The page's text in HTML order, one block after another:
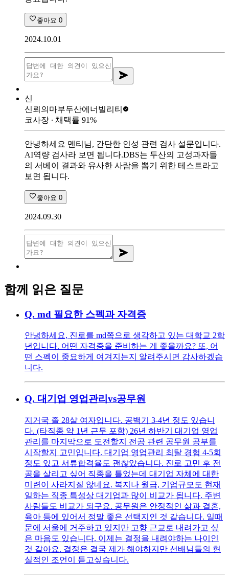
좋아요 0
2024.10.01
신
신뢰의마부두산에너빌리티
코사장 ∙ 채택률 91%
안녕하세요 멘티님, 간단한 인성 관련 검사 설문입니다.
AI역량 검사라 보면 됩니다.DBS는 두산의 고성과자들
의 서베이 결과와 유사한 사람을 뽑기 위한 테스트라고
보면 됩니다.
좋아요 0
2024.09.30
함께 읽은 질문
Q. md 필요한 스펙과 자격증
안녕하세요, 진로를 md쪽으로 생각하고 있는 대학교 2학
년입니다. 어떤 자격증을 준비하는 게 좋을까요? 또, 어
떤 스펙이 중요하게 여겨지는지 알려주시면 감사하겠습
니다.
Q. 대기업 영업관리vs공무원
지거국 졸 28살 여자입니다. 공백기 3-4년 정도 있습니
다. (타직종 약 1년 근무 포함) 26년 하반기 대기업 영업
관리를 마지막으로 도전할지 전공 관련 공무원 공부를
시작할지 고민입니다. 대기업 영업관리 최탈 경험 4-5회
정도 있고 서류합격율도 괜찮았습니다. 진로 고민 후 전
공을 살리고 싶어 직종을 틀었는데 대기업 자체에 대한
미련이 사라지질 않네요. 복지나 월급, 기업규모도 현재
일하는 직종 특성상 대기업과 많이 비교가 됩니다. 주변
사람들도 비교가 되구요. 공무원은 안정적인 삶과 결혼,
육아 등에 있어서 정말 좋은 선택지인 것 같습니다. 일때
문에 서울에 거주하고 있지만 고향 근교로 내려가고 싶
은 마음도 있습니다. 이제는 결정을 내려야하는 나이인
것 같아요. 결정은 결국 제가 해야하지만 선배님들의 현
실적인 조언이 듣고싶습니다.